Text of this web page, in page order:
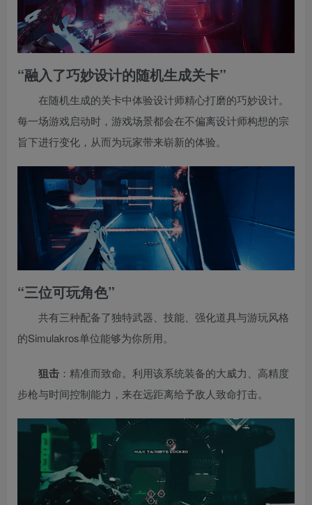
“融入了巧妙设计的随机生成关卡”
在随机生成的关卡中体验设计师精心打磨的巧妙设计。
每一场游戏启动时，游戏场景都会在不偏离设计师构想的宗
旨下进行变化，从而为玩家带来崭新的体验。
“三位可玩角色”
共有三种配备了独特武器、技能、强化道具与游玩风格
的Simulakros单位能够为你所用。
狙击 ：精准而致命。利用该系统装备的大威力、高精度
步枪与时间控制能力，来在远距离给予敌人致命打击。